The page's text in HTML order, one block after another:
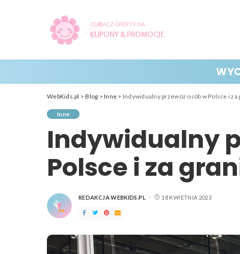
ZOBACZ OFERTY NA
KUPONY & PROMOCJE
WebKids.pl >Blog >Inne > Indywidualny przewóz osób w Polsce i za
Inne
Indywidualny
Polsce i za
POSTED
REDAKCJA WEBKIDS.PL 18 KWIETNIA 2023